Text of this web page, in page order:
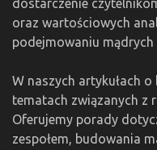
dostarczenie
oraz wartościowych
podejmowaniu mądrych
W naszych artykułach
tematach związanych z
Oferujemy porady
zespołem, budowania